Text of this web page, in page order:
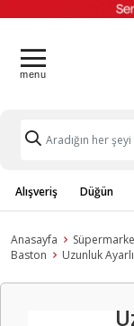
Alışveriş Düğün
Anasayfa
Baston
Uzunluk